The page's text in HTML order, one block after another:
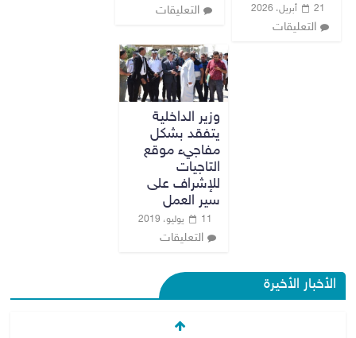
21 أبريل، 2026
التعليقات
التعليقات
وزير الداخلية
يتفقد بشكل
مفاجيء موقع
التاجيات
للإشراف على
سير العمل
11 يوليو، 2019
التعليقات
الأخبار الأخيرة